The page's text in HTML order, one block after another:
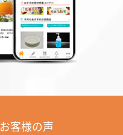
お客様の声